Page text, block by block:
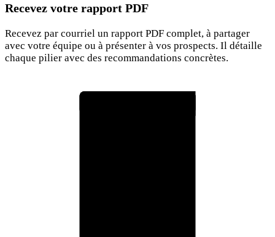
Recevez votre rapport PDF
Recevez par courriel un rapport PDF complet, à partager
avec votre équipe ou à présenter à vos prospects. Il détaille
chaque pilier avec des recommandations concrètes.